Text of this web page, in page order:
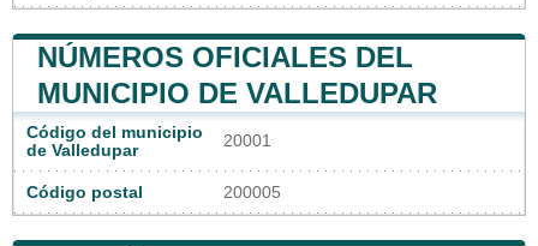
NÚMEROS OFICIALES DEL
MUNICIPIO DE VALLEDUPAR
Código del municipio
de Valledupar
20001
Código postal 200005